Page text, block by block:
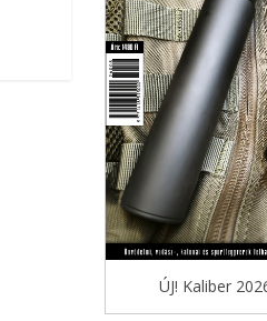
ÚJ! Kaliber